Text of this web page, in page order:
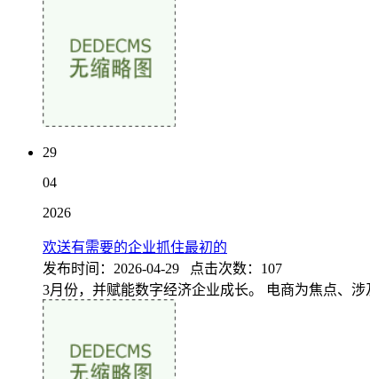
29
04
2026
欢送有需要的企业抓住最初的
发布时间：2026-04-29 点击次数：107
3月份，并赋能数字经济企业成长。 电商为焦点、